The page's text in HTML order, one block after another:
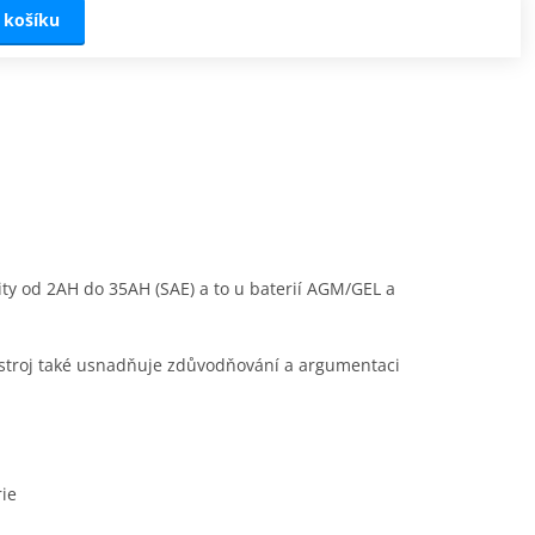
košíku
2AH do 35AH (SAE) a to u baterií AGM/GEL a
také usnadňuje zdůvodňování a argumentaci